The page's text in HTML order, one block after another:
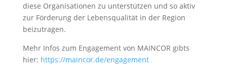
diese Organisationen zu unterstützen und so aktiv
zur Förderung der Lebensqualität in der Region
beizutragen.
Mehr Infos zum Engagement von MAINCOR gibts
hier: https://maincor.de/engagement